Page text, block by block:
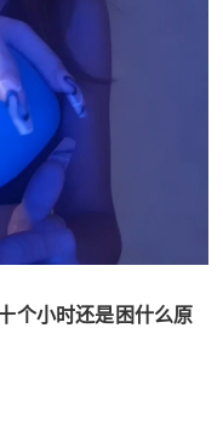
个小时还是困什么原